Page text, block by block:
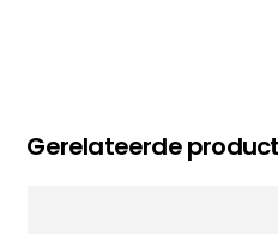
Gerelateerde